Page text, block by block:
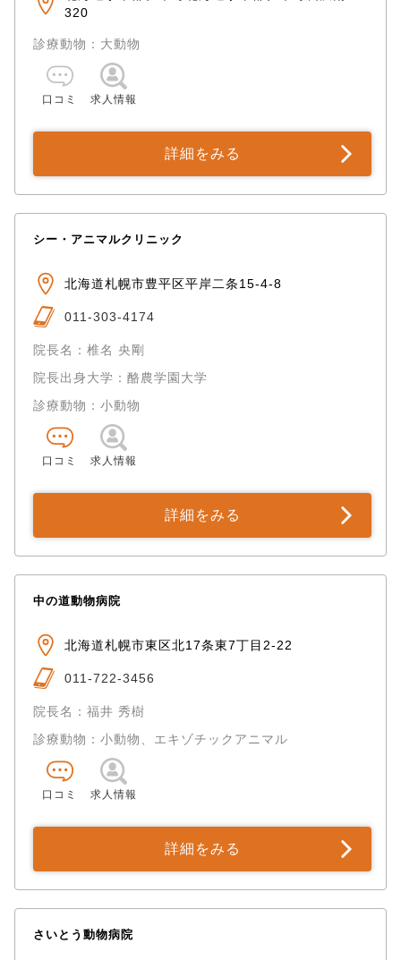
320
診療動物：大動物
口コミ 求人情報
詳細をみる
シー・アニマルクリニック
北海道札幌市豊平区平岸二条15-4-8
011-303-4174
院長名：椎名 央剛
院長出身大学：酪農学園大学
診療動物：小動物
口コミ 求人情報
詳細をみる
中の道動物病院
北海道札幌市東区北17条東7丁目2-22
011-722-3456
院長名：福井 秀樹
診療動物：小動物、エキゾチックアニマル
口コミ 求人情報
詳細をみる
さいとう動物病院